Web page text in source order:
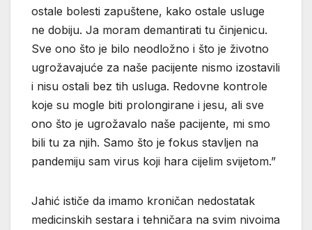
ostale bolesti zapuštene, kako ostale usluge
ne dobiju. Ja moram demantirati tu činjenicu.
Sve ono što je bilo neodložno i što je životno
ugrožavajuće za naše pacijente nismo izostavili
i nisu ostali bez tih usluga. Redovne kontrole
koje su mogle biti prolongirane i jesu, ali sve
ono što je ugrožavalo naše pacijente, mi smo
bili tu za njih. Samo što je fokus stavljen na
pandemiju sam virus koji hara cijelim svijetom.”
Jahić ističe da imamo kroničan nedostatak
medicinskih sestara i tehničara na svim nivoima